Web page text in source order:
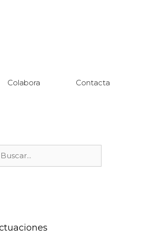
Colabora Contacta